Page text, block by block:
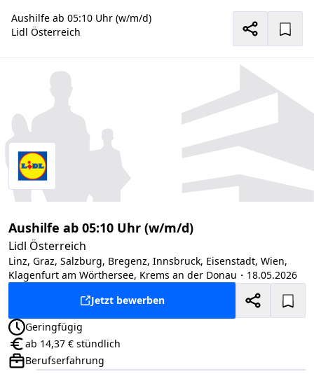
Aushilfe ab 05:10 Uhr (w/m/d)
Lidl Österreich
Aushilfe ab 05:10 Uhr (w/m/d)
Lidl Österreich
Linz, Graz, Salzburg, Bregenz, Innsbruck, Eisenstadt, Wien,
Klagenfurt am Wörthersee, Krems an der Donau ・18.05.2026
Jetzt bewerben
Anstellungsart:
Geringfügig
Gehalt:ab 14,37 € stündlich
Positionsebene:
Berufserfahrung